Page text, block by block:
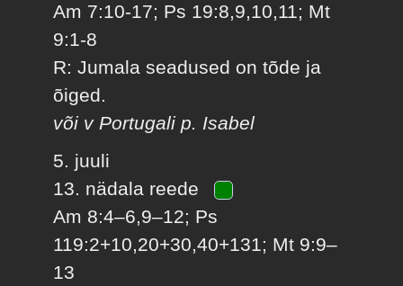
Am 7:10-17; Ps 19:8,9,10,11; Mt
9:1-8
R: Jumala seadused on tõde ja
õiged.
või v Portugali p. Isabel
5. juuli
13. nädala reede
Am 8:4–6,9–12; Ps
119:2+10,20+30,40+131; Mt 9:9–
13